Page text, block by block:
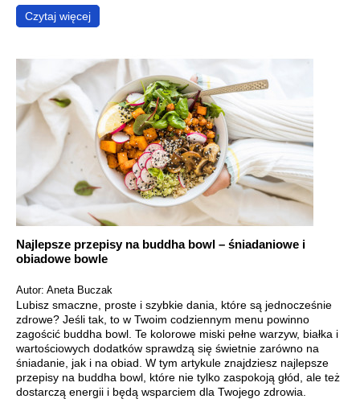
Czytaj więcej
Najlepsze przepisy na buddha bowl – śniadaniowe i
obiadowe bowle
Autor: Aneta Buczak
Lubisz smaczne, proste i szybkie dania, które są jednocześnie
zdrowe? Jeśli tak, to w Twoim codziennym menu powinno
zagościć buddha bowl. Te kolorowe miski pełne warzyw, białka i
wartościowych dodatków sprawdzą się świetnie zarówno na
śniadanie, jak i na obiad. W tym artykule znajdziesz najlepsze
przepisy na buddha bowl, które nie tylko zaspokoją głód, ale też
dostarczą energii i będą wsparciem dla Twojego zdrowia.